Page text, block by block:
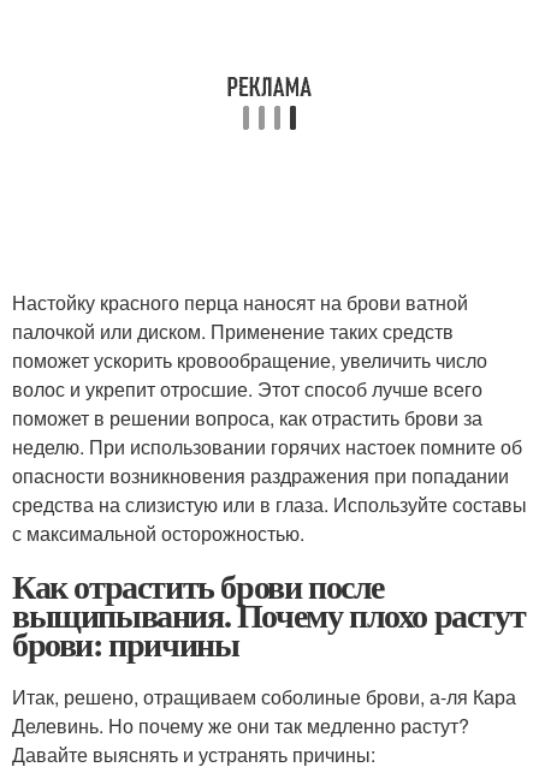
Настойку красного перца наносят на брови ватной
палочкой или диском. Применение таких средств
поможет ускорить кровообращение, увеличить число
волос и укрепит отросшие. Этот способ лучше всего
поможет в решении вопроса, как отрастить брови за
неделю. При использовании горячих настоек помните об
опасности возникновения раздражения при попадании
средства на слизистую или в глаза. Используйте составы
с максимальной осторожностью.
Как отрастить брови после
выщипывания. Почему плохо растут
брови: причины
Итак, решено, отращиваем соболиные брови, а-ля Кара
Делевинь. Но почему же они так медленно растут?
Давайте выяснять и устранять причины: